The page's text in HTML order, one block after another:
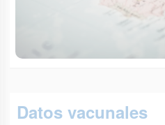
Datos vacunales